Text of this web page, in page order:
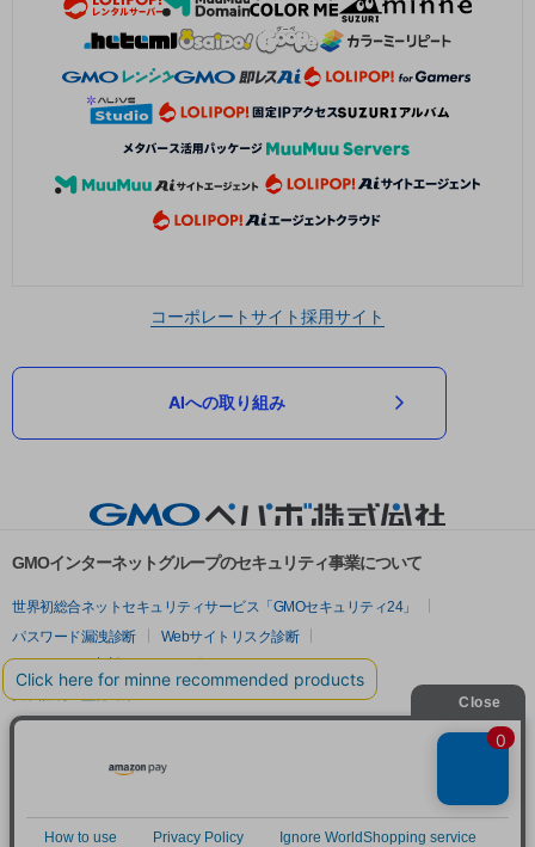
コーポレートサイト採用サイト
AIへの取り組み
GMOインターネットグループのセキュリティ事業について
世界初総合ネットセキュリティサービス「GMOセキュリティ24」
パスワード漏洩診断
Webサイトリスク診断
セキュリティ相談AIチャットボット
実在証明・盗聴対策
サイバー攻撃対策（GMOサイバーセキュリティ byイエラエ）